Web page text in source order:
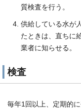
質検査を行う。
供給している水が
たときは、直ちに
業者に知らせる。
検査
毎年1回以上、定期的